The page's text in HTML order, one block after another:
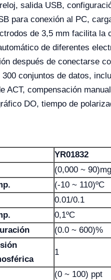
salida USB,
para conexión al PC,
de 3,5 mm facilita la
de diferentes
después de conectarse
300 conjuntos de datos,
ACT, compensación
DO, tiempo de
YR01832
(0,000 ~
(-10 ~ 110)ºC
0.01/0.1
0,1ºC
(0.0 ~ 600)%
1
(0 ~ 100) ppt